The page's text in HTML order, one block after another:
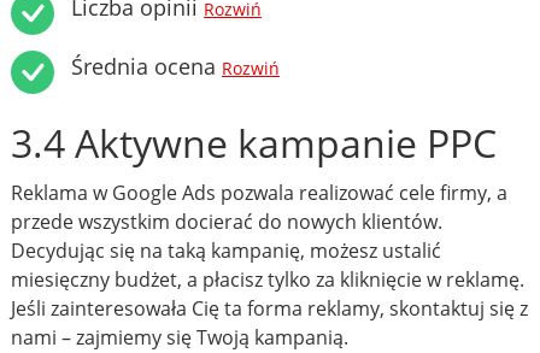
Liczba opinii Rozwiń
Średnia ocena Rozwiń
3.4 Aktywne kampanie PPC
Reklama w Google Ads pozwala realizować cele firmy, a
przede wszystkim docierać do nowych klientów.
Decydując się na taką kampanię, możesz ustalić
miesięczny budżet, a płacisz tylko za kliknięcie w reklamę.
Jeśli zainteresowała Cię ta forma reklamy, skontaktuj się z
nami – zajmiemy się Twoją kampanią.